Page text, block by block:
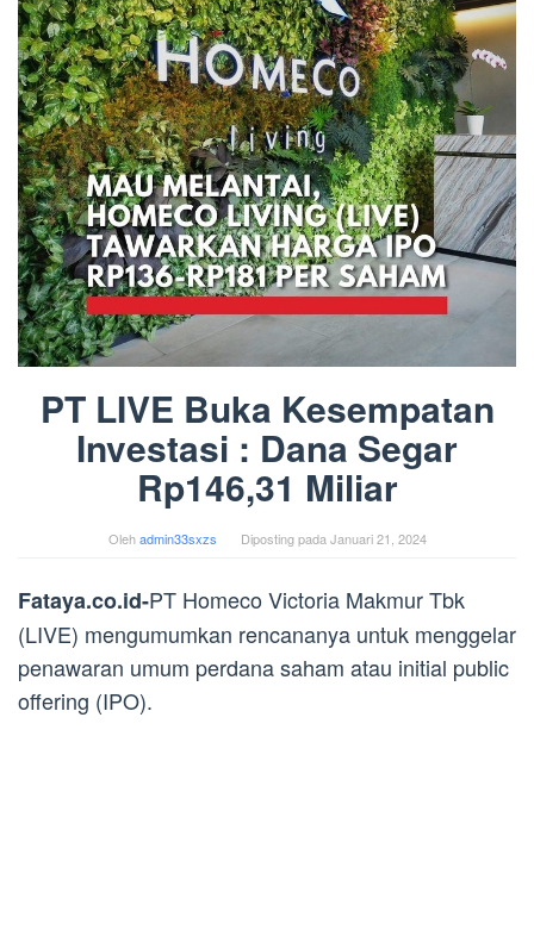
PT LIVE Buka Kesempatan
Investasi : Dana Segar
Rp146,31 Miliar
Olehadmin33sxzs Diposting pada Januari 21, 2024
Fataya.co.id-PT Homeco Victoria Makmur Tbk
(LIVE) mengumumkan rencananya untuk menggelar
penawaran umum perdana saham atau initial public
offering (IPO).